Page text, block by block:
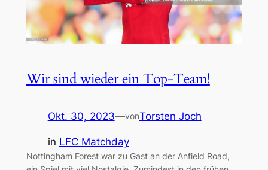
Wir sind wieder ein Top-Team!
Okt. 30, 2023—vonTorsten Joch
in LFC Matchday
Nottingham Forest war zu Gast an der Anfield Road,